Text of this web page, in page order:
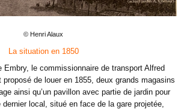
© Henri Alaux
La situation en 1850
Embry, le commissionnaire de transport Alfred
proposé de louer en 1855, deux grands magasins
ainsi qu’un pavillon avec partie de jardin pour
local, situé en face de la gare projetée,